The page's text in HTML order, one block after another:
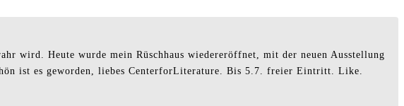
wird. Heute wurde mein Rüschhaus wiedereröffnet, mit der neuen Ausstellung
ist es geworden, liebes CenterforLiterature. Bis 5.7. freier Eintritt. Like.